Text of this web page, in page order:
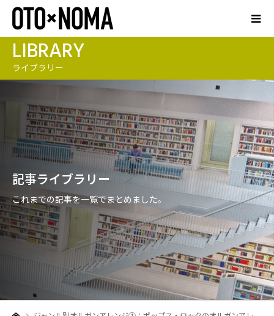
LIBRARY
ライブラリー
記事ライブラリー
これまでの記事を一覧でまとめました。